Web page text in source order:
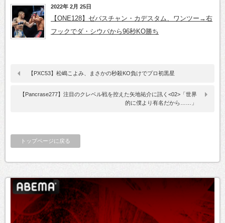
2022年 2月 25日
【ONE128】ゼバスチャン・カデスタム、ワンツー→右
フックでダ・シウバから96秒KO勝ち
【PXC53】松嶋こよみ、まさかの秒殺KO負けでプロ初黒星
【Pancrase277】注目のクレベル戦を控えた矢地祐介に訊く<02>「世界
的に僕より有名だから……」
トップページに戻る